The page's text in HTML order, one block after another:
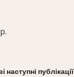
публікації